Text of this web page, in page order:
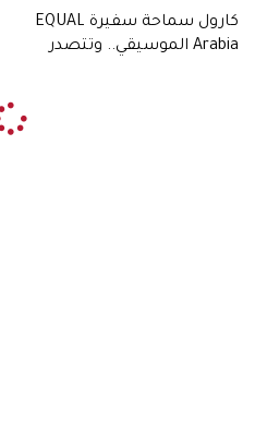
كارول سماحة سفيرة EQUAL
Arabia الموسيقي.. وتتصدر